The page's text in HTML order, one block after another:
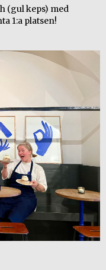
(gul keps) med
1:a platsen!